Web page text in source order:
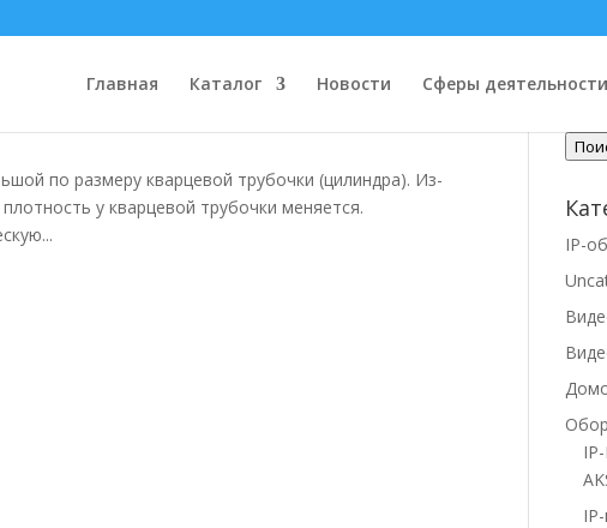
Главная Каталог Новости Сферы деятельности
по размеру кварцевой трубочки (цилиндра). Из-
у кварцевой трубочки меняется.
IP-